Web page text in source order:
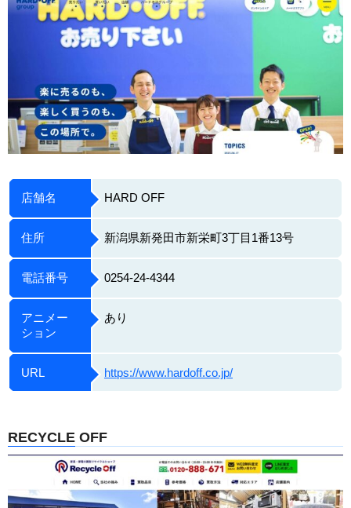
店舗名 HARD OFF
住所 新潟県新発田市新栄町3丁目1番13号
電話番号 0254-24-4344
アニメー
ション
あり
URL https://www.hardoff.co.jp/
RECYCLE OFF